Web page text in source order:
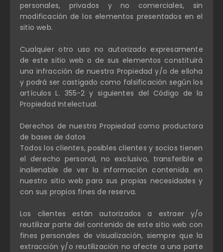
personales, privados y no comerciales, sin
modificación de los elementos presentados en el
sitio web.
Cualquier otro uso no autorizado expresamente
de este sitio web o de sus elementos constituirá
una infracción de nuestra Propiedad y/o de elloha
y podrá ser castigado como falsificación según los
artículos L. 355-2 y siguientes del Código de la
Propiedad Intelectual.
Derechos de nuestra Propiedad como productora
de bases de datos
Todos los clientes, posibles clientes y socios tienen
el derecho personal, no exclusivo, transferible e
inalienable de ver la información contenida en
nuestro sitio web para sus propias necesidades y
con sus propios fines de reserva.
Los clientes están autorizados a extraer y/o
reutilizar parte del contenido de este sitio web con
fines personales de visualización, siempre que la
extracción y/o reutilización no afecte a una parte